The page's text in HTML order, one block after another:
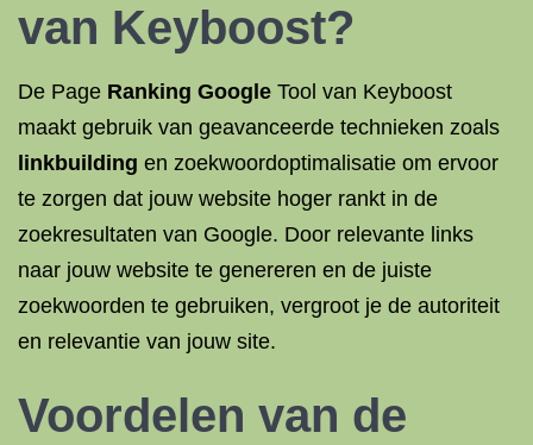
van Keyboost?
De Page Ranking Google Tool van Keyboost
maakt gebruik van geavanceerde technieken zoals
linkbuilding en zoekwoordoptimalisatie om ervoor
te zorgen dat jouw website hoger rankt in de
zoekresultaten van Google. Door relevante links
naar jouw website te genereren en de juiste
zoekwoorden te gebruiken, vergroot je de autoriteit
en relevantie van jouw site.
Voordelen van de